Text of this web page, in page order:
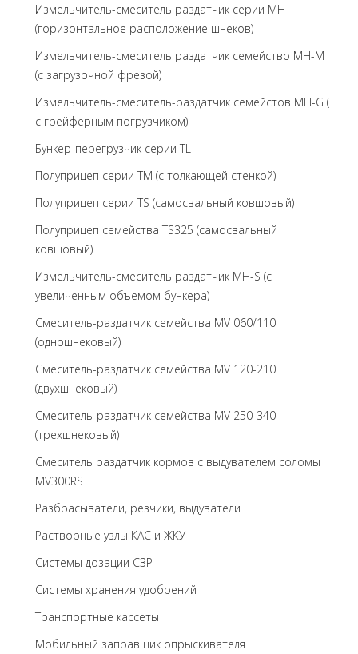
Измельчитель-смеситель раздатчик серии MH
(горизонтальное расположение шнеков)
Измельчитель-смеситель раздатчик семейство MH-M
(с загрузочной фрезой)
Измельчитель-смеситель-раздатчик семейстов MH-G (
с грейферным погрузчиком)
Бункер-перегрузчик серии TL
Полуприцеп серии TM (с толкающей стенкой)
Полуприцеп серии TS (самосвальный ковшовый)
Полуприцеп семейства TS325 (самосвальный
ковшовый)
Измельчитель-смеситель раздатчик MH-S (с
увеличенным объемом бункера)
Смеситель-раздатчик семейства MV 060/110
(одношнековый)
Смеситель-раздатчик семейства MV 120-210
(двухшнековый)
Смеситель-раздатчик семейства MV 250-340
(трехшнековый)
Cмеситель раздатчик кормов с выдувателем соломы
MV300RS
Разбрасыватели, резчики, выдуватели
Растворные узлы КАС и ЖКУ
Системы дозации СЗР
Системы хранения удобрений
Транспортные кассеты
Мобильный заправщик опрыскивателя